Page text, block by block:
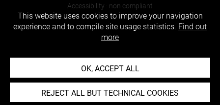
Accessibility : non compliant
This website uses cookies to improve your navigation
experience and to compile site usage statistics. Find out
more
OK, ACCEPT ALL
REJECT ALL BUT TECHNICAL COOKIES